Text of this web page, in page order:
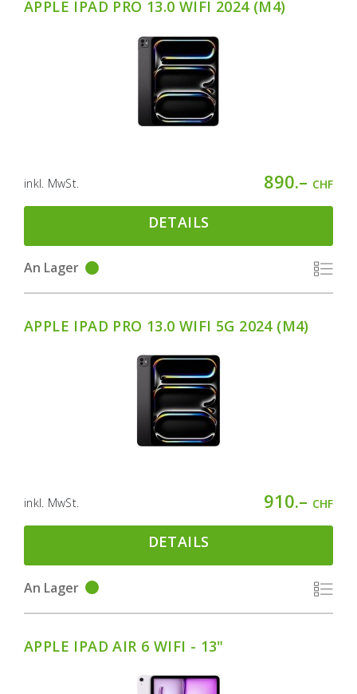
APPLE IPAD PRO 13.0 WIFI 2024 (M4)
inkl. MwSt. 890.– CHF
DETAILS
An Lager
APPLE IPAD PRO 13.0 WIFI 5G 2024 (M4)
inkl. MwSt. 910.– CHF
DETAILS
An Lager
APPLE IPAD AIR 6 WIFI - 13"